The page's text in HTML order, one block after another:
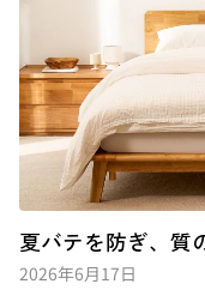
夏バテを防ぎ、質
2026年6月17日